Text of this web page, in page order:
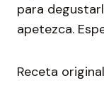
para
apetezca.
Receta